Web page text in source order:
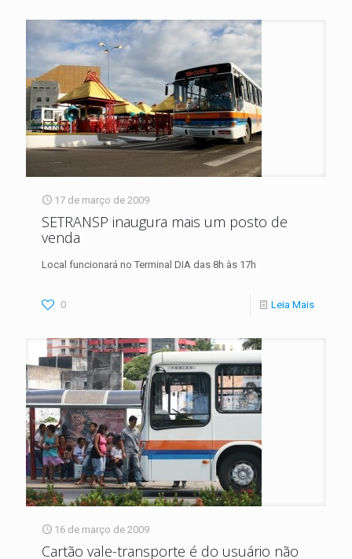
17 de março de 2009
SETRANSP inaugura mais um posto de
venda
Local funcionará no Terminal DIA das 8h às 17h
0 Leia Mais
16 de março de 2009
Cartão vale-transporte é do usuário não